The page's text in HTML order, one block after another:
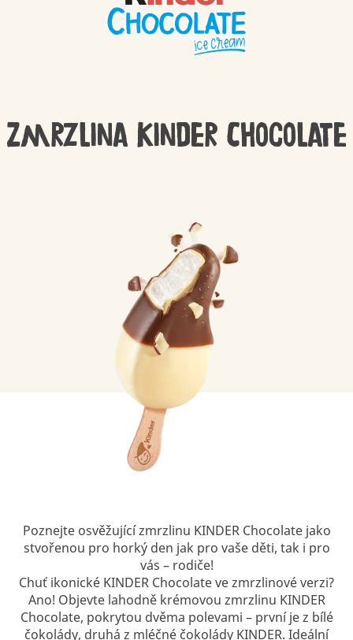
Zmrzlina Kinder Chocolate
Poznejte osvěžující zmrzlinu KINDER Chocolate jako
stvořenou pro horký den jak pro vaše děti, tak i pro
vás – rodiče!
Chuť ikonické KINDER Chocolate ve zmrzlinové verzi?
Ano! Objevte lahodně krémovou zmrzlinu KINDER
Chocolate, pokrytou dvěma polevami – první je z bílé
čokolády, druhá z mléčné čokolády KINDER. Ideální